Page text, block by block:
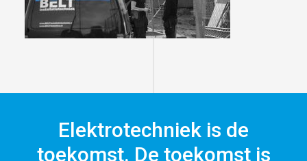
Elektrotechniek is de
toekomst. De toekomst is